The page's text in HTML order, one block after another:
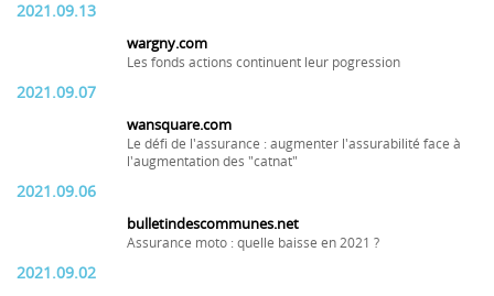
2021.09.13
wargny.com
Les fonds actions continuent leur pogression
2021.09.07
wansquare.com
Le défi de l'assurance : augmenter l'assurabilité face à
l'augmentation des "catnat"
2021.09.06
bulletindescommunes.net
Assurance moto : quelle baisse en 2021 ?
2021.09.02